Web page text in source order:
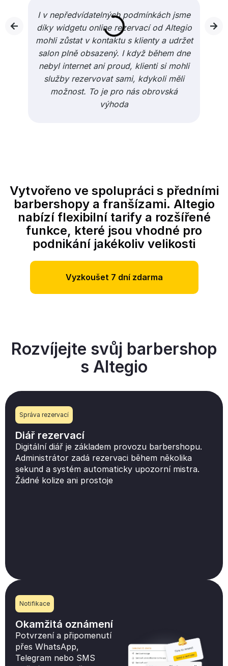
I v nepředvídatelných podmínkách jsme
díky widgetu online rezervací od Altegio
mohli zůstat v kontaktu s klienty a udržet
salon plně obsazený. I když během dne
nebyl internet ani proud, klienti si mohli
služby rezervovat sami, kdykoli měli
možnost. To je pro nás obrovská
výhoda
Vytvořeno ve spolupráci s předními
barbershopy a franšízami. Altegio
nabízí flexibilní tarify a rozšířené
funkce, které jsou vhodné pro
podnikání jakékoliv velikosti
Vyzkoušet 7 dní zdarma
Rozvíjejte svůj barbershop
s Altegio
Správa rezervací
Diář rezervací
Digitální diář je základem provozu barbershopu.
Administrátor zadá rezervaci během několika
sekund a systém automaticky upozorní mistra.
Žádné kolize ani prostoje
Notifikace
Okamžitá oznámení
Potvrzení a připomenutí
přes WhatsApp,
Telegram nebo SMS